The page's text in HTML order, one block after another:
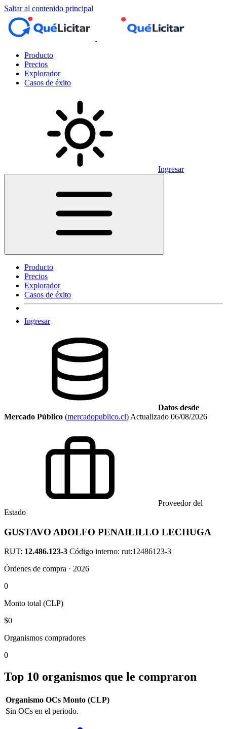
Saltar al contenido principal
Producto
Precios
Explorador
Casos de éxito
Ingresar
Producto
Precios
Explorador
Casos de éxito
Ingresar
Datos desde
Mercado Público (mercadopublico.cl) Actualizado 06/08/2026
Proveedor del
Estado
GUSTAVO ADOLFO PENAILILLO LECHUGA
RUT: 12.486.123-3 Código interno: rut:12486123-3
Órdenes de compra · 2026
0
Monto total (CLP)
$0
Organismos compradores
0
Top 10 organismos que le compraron
Organismo OCs Monto (CLP)
Sin OCs en el periodo.